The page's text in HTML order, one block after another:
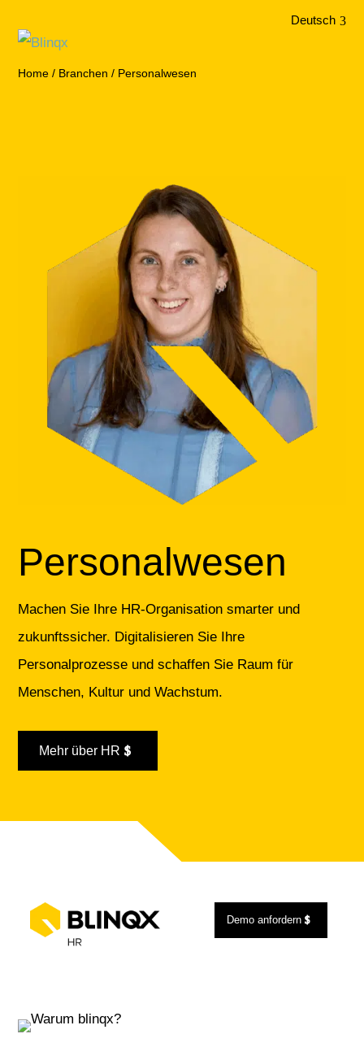
Deutsch
Home / Branchen / Personalwesen
Personalwesen
Machen Sie Ihre HR-Organisation smarter und
zukunftssicher. Digitalisieren Sie Ihre
Personalprozesse und schaffen Sie Raum für
Menschen, Kultur und Wachstum.
Mehr über HR
Demo anfordern